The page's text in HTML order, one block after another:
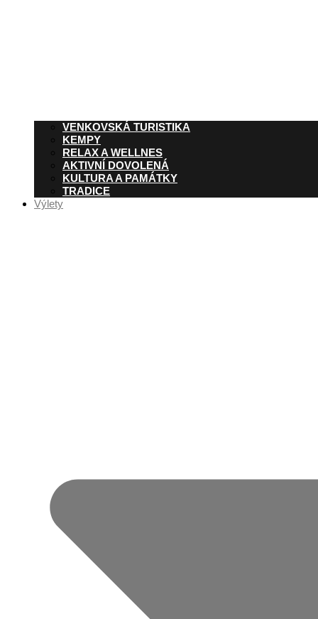
VENKOVSKÁ TURISTIKA
KEMPY
RELAX A WELLNES
AKTIVNÍ DOVOLENÁ
KULTURA A PAMÁTKY
TRADICE
Výlety